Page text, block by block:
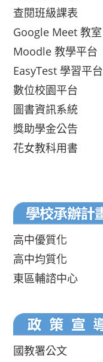
查閱班級課表
Google Meet 教室
Moodle 教學平台
EasyTest 學習平台
數位校園平台
圖書資訊系統
獎助學金公告
花女教科用書
高中優質化
高中均質化
東區輔諮中心
國教署公文